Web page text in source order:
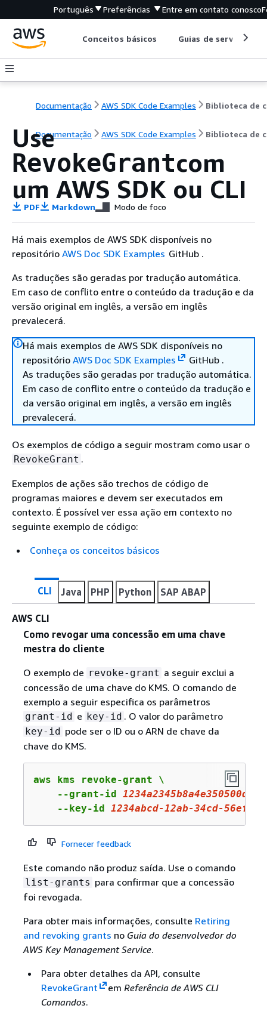
Português Preferências Entre em contato conosco
Conceitos básicos Guias de serviço
Documentação AWS SDK Code Examples
Documentação AWS SDK Code Examples Biblioteca de
Use
RevokeGrantcom
um AWS SDK ou CLI
PDF Markdown Modo de foco
Há mais exemplos de AWS SDK disponíveis no
repositório AWS Doc SDK Examples GitHub .
As traduções são geradas por tradução automática.
Em caso de conflito entre o conteúdo da tradução e da
versão original em inglês, a versão em inglês
prevalecerá.
Há mais exemplos de AWS SDK disponíveis no
repositório AWS Doc SDK Examples
GitHub .
As traduções são geradas por tradução automática.
Em caso de conflito entre o conteúdo da tradução e
da versão original em inglês, a versão em inglês
prevalecerá.
Os exemplos de código a seguir mostram como usar o
RevokeGrant .
Exemplos de ações são trechos de código de
programas maiores e devem ser executados em
contexto. É possível ver essa ação em contexto no
seguinte exemplo de código:
Conheça os conceitos básicos
CLI Java PHP Python SAP ABAP
AWS CLI
Como revogar uma concessão em uma chave
mestra do cliente
O exemplo de revoke-grant a seguir exclui a
concessão de uma chave do KMS. O comando de
exemplo a seguir especifica os parâmetros
grant-id e key-id . O valor do parâmetro
key-id pode ser o ID ou o ARN de chave da
chave do KMS.
aws kms revoke-grant \
    --grant-id
    --key-id
1234abcd-12ab-34cd-56ef-
Fornecer feedback
Este comando não produz saída. Use o comando
list-grants para confirmar que a concessão
foi revogada.
Para obter mais informações, consulte Retiring
and revoking grants no Guia do desenvolvedor do
AWS Key Management Service.
Para obter detalhes da API, consulte
RevokeGrant
emReferência de AWS CLI
Comandos.